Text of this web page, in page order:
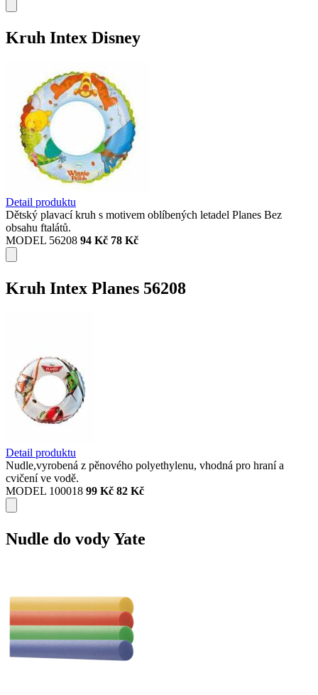
Kruh Intex Disney
Detail produktu
Dětský plavací kruh s motivem oblíbených letadel Planes Bez
obsahu ftalátů.
MODEL 56208 94 Kč 78 Kč
Kruh Intex Planes 56208
Detail produktu
Nudle,vyrobená z pěnového polyethylenu, vhodná pro hraní a
cvičení ve vodě.
MODEL 100018 99 Kč 82 Kč
Nudle do vody Yate